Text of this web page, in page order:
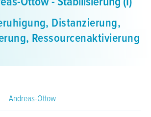
Distanzierung,
Ressourcenaktivierung
Andreas-Ottow